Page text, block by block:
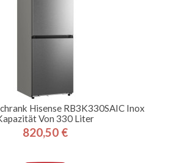
Hisense RB3K330SAIC Inox
Von 330 Liter
Preis
820,50 €